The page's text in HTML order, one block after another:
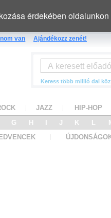
érdekében
van Ajándékozz zenét!
Keress több millió dal
JAZZ
HIP-HOP
G H J K L